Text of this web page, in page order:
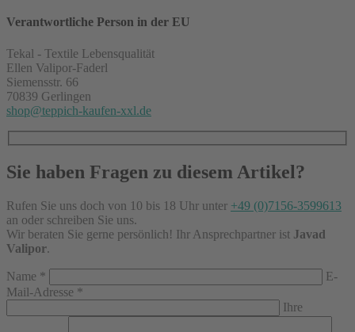
Verantwortliche Person in der EU
Tekal - Textile Lebensqualität
Ellen Valipor-Faderl
Siemensstr. 66
70839 Gerlingen
shop@teppich-kaufen-xxl.de
Sie haben Fragen zu diesem Artikel?
Rufen Sie uns doch von 10 bis 18 Uhr unter +49 (0)7156-3599613
an oder schreiben Sie uns.
Wir beraten Sie gerne persönlich! Ihr Ansprechpartner ist Javad
Valipor.
Name *
E-
Mail-Adresse *
Ihre